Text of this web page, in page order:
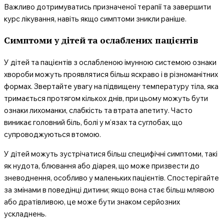
Важливо дотримуватись призначеної терапії та завершити
курс лікування, навіть якщо симптоми зникли раніше.
Симптоми у дітей та ослаблених пацієнтів
У дітей та пацієнтів з ослабленою імунною системою ознаки
хвороби можуть проявлятися більш яскраво і в різноманітних
формах. Звертайте увагу на підвищену температуру тіла, яка
тримається протягом кількох днів, при цьому можуть бути
ознаки лихоманки, слабкість та втрата апетиту. Часто
виникає головний біль, болі у м’язах та суглобах, що
супроводжуються втомою.
У дітей можуть зустрічатися більш специфічні симптоми, такі
як нудота, блювання або діарея, що може призвести до
зневоднення, особливо у маленьких пацієнтів. Спостерігайте
за змінами в поведінці дитини; якщо вона стає більш млявою
або дратівливою, це може бути знаком серйозних
ускладнень.